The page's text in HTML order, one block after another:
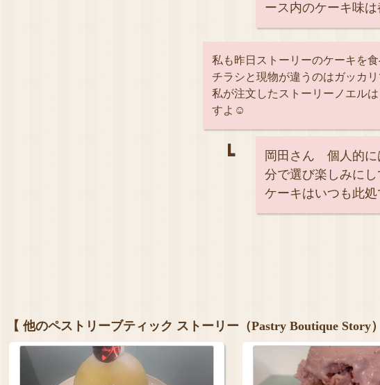
ース内のケーキ味
私も昨日ストーリーのケーキを食
チラシと現物が違うのはガッカ
私が注文したストーリーノエル
すよ☺
┗
岡田さん 個人的に
分で選び楽しみに
ケーキはいつも此処
【 他のペストリーブティック ストーリー（Pastry Boutique Story